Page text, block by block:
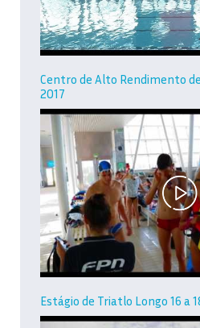
Centro de Alto Rendimento
2017
Estágio de Triatlo Longo 16 a